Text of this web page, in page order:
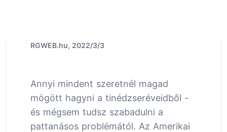
RGWEB.hu, 2022/3/3
Annyi mindent szeretnél magad
mögött hagyni a tinédzseréveidből -
és mégsem tudsz szabadulni a
pattanásos problémától. Az Amerikai